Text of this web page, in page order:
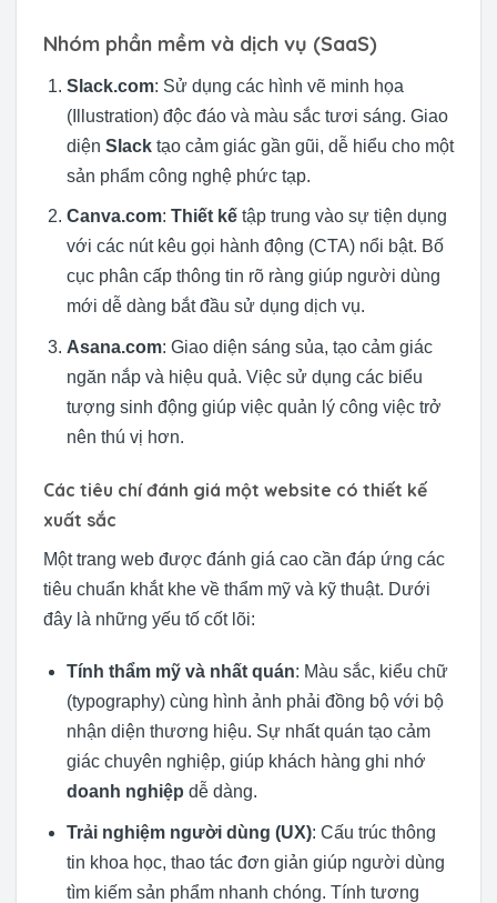
Nhóm phần mềm và dịch vụ (SaaS)
Slack.com: Sử dụng các hình vẽ minh họa
(Illustration) độc đáo và màu sắc tươi sáng. Giao
diện Slacktạo cảm giác gần gũi, dễ hiểu cho một
sản phẩm công nghệ phức tạp.
Canva.com: Thiết kếtập trung vào sự tiện dụng
với các nút kêu gọi hành động (CTA) nổi bật. Bố
cục phân cấp thông tin rõ ràng giúp người dùng
mới dễ dàng bắt đầu sử dụng dịch vụ.
Asana.com: Giao diện sáng sủa, tạo cảm giác
ngăn nắp và hiệu quả. Việc sử dụng các biểu
tượng sinh động giúp việc quản lý công việc trở
nên thú vị hơn.
Các tiêu chí đánh giá một website có thiết kế
xuất sắc
Một trang web được đánh giá cao cần đáp ứng các
tiêu chuẩn khắt khe về thẩm mỹ và kỹ thuật. Dưới
đây là những yếu tố cốt lõi:
Tính thẩm mỹ và nhất quán: Màu sắc, kiểu chữ
(typography) cùng hình ảnh phải đồng bộ với bộ
nhận diện thương hiệu. Sự nhất quán tạo cảm
giác chuyên nghiệp, giúp khách hàng ghi nhớ
doanh nghiệp dễ dàng.
Trải nghiệm người dùng (UX): Cấu trúc thông
tin khoa học, thao tác đơn giản giúp người dùng
tìm kiếm sản phẩm nhanh chóng. Tính tương